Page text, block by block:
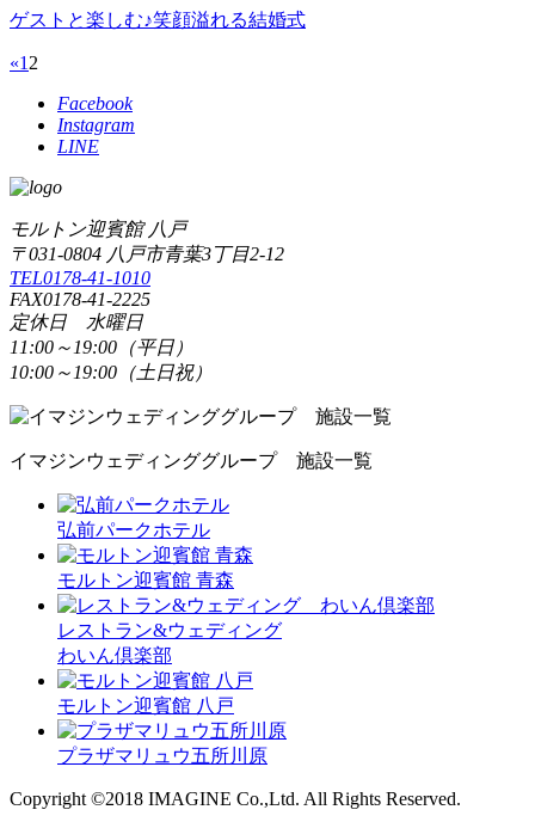
ゲストと楽しむ♪笑顔溢れる結婚式
«1 2
Facebook
Instagram
LINE
モルトン迎賓館 八戸
〒031-0804 八戸市青葉3丁目2-12
TEL0178-41-1010
FAX0178-41-2225
定休日 水曜日
11:00～19:00（平日）
10:00～19:00（土日祝）
イマジンウェディンググループ 施設一覧
弘前パークホテル
モルトン迎賓館 青森
レストラン&ウェディング
わいん倶楽部
モルトン迎賓館 八戸
プラザマリュウ五所川原
Copyright ©2018 IMAGINE Co.,Ltd. All Rights Reserved.